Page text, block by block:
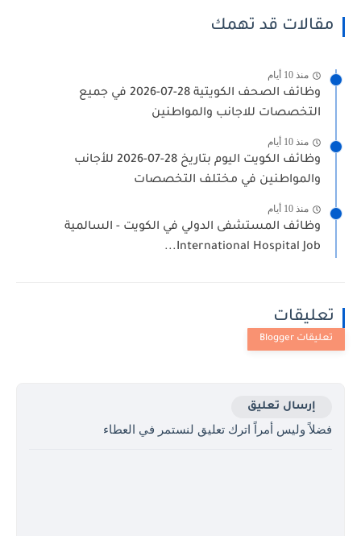
مقالات قد تهمك
منذ 10 أيام
وظائف الصحف الكويتية 28-07-2026 في جميع
التخصصات للاجانب والمواطنين
منذ 10 أيام
وظائف الكويت اليوم بتاريخ 28-07-2026 للأجانب
والمواطنين في مختلف التخصصات
منذ 10 أيام
وظائف المستشفى الدولي في الكويت - السالمية
International Hospital Job...
تعليقات
إرسال تعليق
فضلاً وليس أمراً اترك تعليق لنستمر في العطاء